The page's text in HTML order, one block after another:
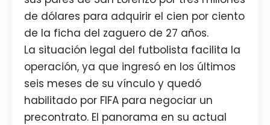
de dólares para adquirir el cien por ciento
de la ficha del zaguero de 27 años.
La situación legal del futbolista facilita la
operación, ya que ingresó en los últimos
seis meses de su vínculo y quedó
habilitado por FIFA para negociar un
precontrato. El panorama en su actual